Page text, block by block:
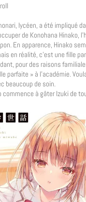
lycéen, a été impliqué
de Konohana Hinako,
En apparence, Hinako
en réalité, c’est une fille
pour des raisons
parfaite » à l’académie.
beaucoup de soin.
commence à gâter Izuki de